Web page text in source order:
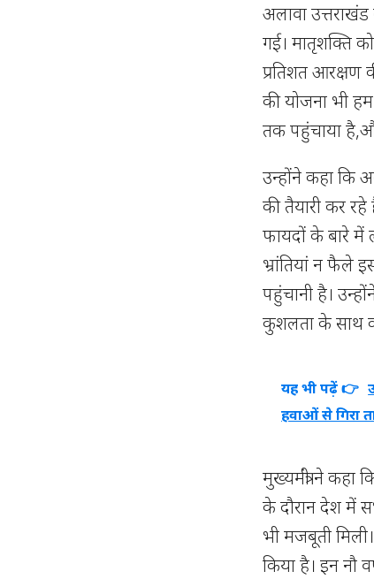
अलावा उत्तराखंड
गई। मातृशक्ति
प्रतिशत आरक्षण
की योजना भी
तक पहुंचाया
उन्होंने कहा कि
की तैयारी कर
फायदों के बारे में
भ्रांतियां न फैले
पहुंचानी है।
कुशलता के साथ
यह भी पढ़ें 👉
हवाओं से गिरा
मुख्यमंत्री ने कहा
के दौरान देश में
भी मजबूती
किया है। इन नौ